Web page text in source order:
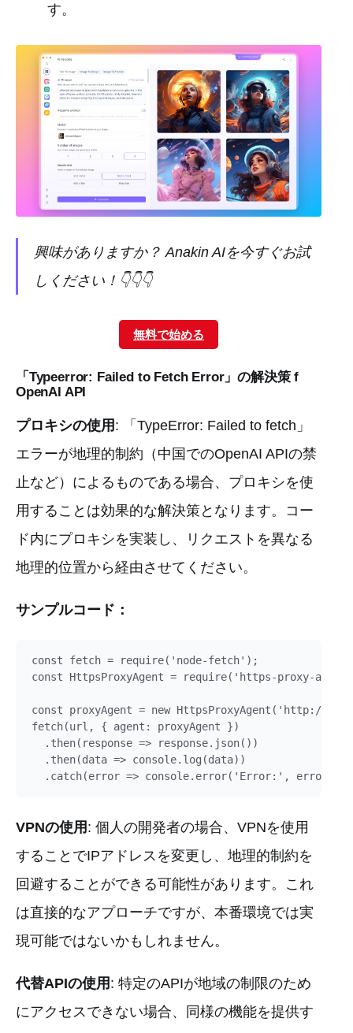
す。
興味がありますか？ Anakin AIを今すぐお試
しください！👇👇👇
無料で始める
「Typeerror: Failed to Fetch Error」の解決策 f
OpenAI API
プロキシの使用 : 「TypeError: Failed to fetch」
エラーが地理的制約（中国でのOpenAI APIの禁
止など）によるものである場合、プロキシを使
用することは効果的な解決策となります。コー
ド内にプロキシを実装し、リクエストを異なる
地理的位置から経由させてください。
サンプルコード：
const fetch = require('node-fetch');
const HttpsProxyAgent = require('https-proxy-
const proxyAgent = new HttpsProxyAgent('http://
fetch(url, { agent: proxyAgent })
  .then(response => response.json())
  .then(data => console.log(data))
VPNの使用 : 個人の開発者の場合、VPNを使用
することでIPアドレスを変更し、地理的制約を
回避することができる可能性があります。これ
は直接的なアプローチですが、本番環境では実
現可能ではないかもしれません。
代替APIの使用 : 特定のAPIが地域の制限のため
にアクセスできない場合、同様の機能を提供す